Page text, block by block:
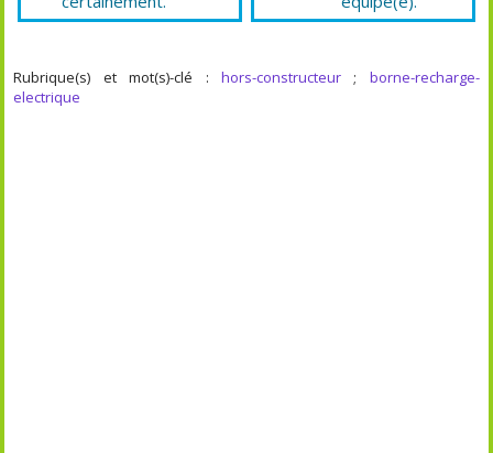
Rubrique(s) et mot(s)-clé : hors-constructeur; borne-recharge-
electrique